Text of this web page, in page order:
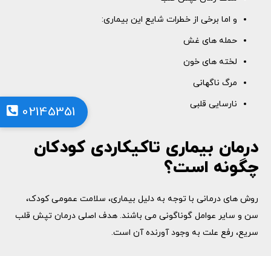
02145351
و اما برخی از خطرات شایع این بیماری:
حمله های غش
لخته های خون
مرگ ناگهانی
نارسایی قلبی
درمان بیماری تاکیکاردی کودکان
چگونه است؟
روش های درمانی با توجه به دلیل بیماری، سلامت عمومی کودک،
سن و سایر عوامل گوناگونی می باشند. هدف اصلی درمان تپش قلب
سریع، رفع علت به وجود آورنده آن است.